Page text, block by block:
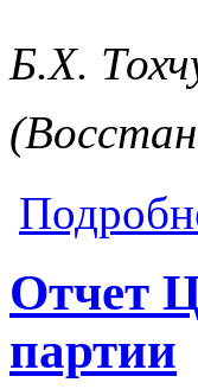
Б.Х.
Отчет
партии